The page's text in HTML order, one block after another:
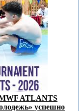
ATLANTS
успешно